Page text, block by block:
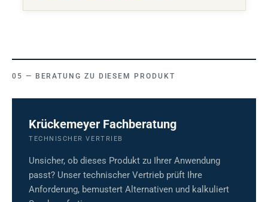
BERATUNG ZU DIESEM PRODUKT
Krückemeyer Fachberatung
TECHNISCHER VERTRIEB
Unsicher, ob dieses Produkt zu Ihrer Anwendung
passt? Unser technischer Vertrieb prüft Ihre
Anforderung, bemustert Alternativen und kalkuliert